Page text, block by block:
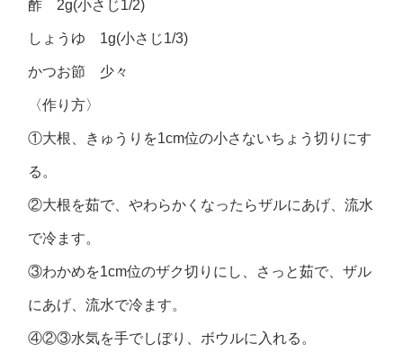
酢 2g(小さじ1/2)
しょうゆ 1g(小さじ1/3)
かつお節 少々
〈作り方〉
①大根、きゅうりを1cm位の小さないちょう切りにす
る。
②大根を茹で、やわらかくなったらザルにあげ、流水
で冷ます。
③わかめを1cm位のザク切りにし、さっと茹で、ザル
にあげ、流水で冷ます。
④②③水気を手でしぼり、ボウルに入れる。